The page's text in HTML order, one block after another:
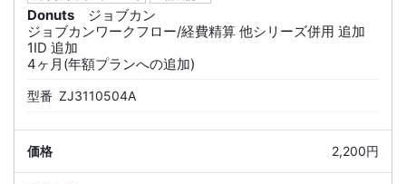
Donuts
ジョブカン
ジョブカンワークフロー/経費精算 他シリーズ併用 追加
1ID 追加
4ヶ月(年額プランへの追加)
型番 ZJ3110504A
2,200円